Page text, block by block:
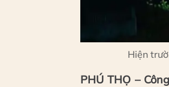
Hiện
PHÚ THỌ –